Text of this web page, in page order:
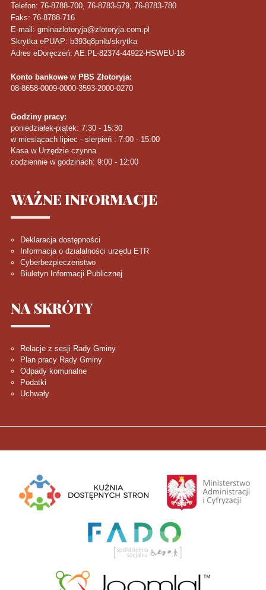
Telefon: 76-8788-700, 76-8783-579, 76-8783-780
Faks: 76-8788-716
E-mail: gminazlotoryja@zlotoryja.com.pl
Skrytka ePUAP: b393q8pnlb/skrytka
Adres eDoręczeń: AE:PL-82374-44922-HSWEU-18
Konto bankowe w PBS Złotoryja:
08-8658-0009-0000-3593-2000-0270
Godziny pracy:
poniedziałek-piątek: 7:30 - 15:30
w miesiącach lipiec - sierpień : 7:00 - 15:00
Kasa w Urzędzie czynna
codziennie w godzinach: 9:00 - 12:00
WAŻNEINFORMACJE
Deklaracja dostępności
Informacja o działalności urzędu ETR
Cyberbezpieczeństwo
Biuletyn Informacji Publicznej
NA SKRÓTY
Relacje z sesji Rady Gminy
Plan pracy Rady Gminy
Odpady komunalne
Podatki
Uchwały